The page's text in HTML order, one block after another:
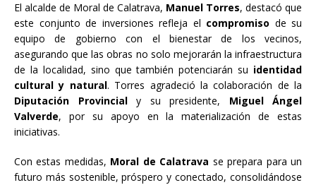
El alcalde de Moral de Calatrava, Manuel Torres, destacó que
este conjunto de inversiones refleja el compromiso de su
equipo de gobierno con el bienestar de los vecinos,
asegurando que las obras no solo mejorarán la infraestructura
de la localidad, sino que también potenciarán su identidad
cultural y natural. Torres agradeció la colaboración de la
Diputación Provincialy su presidente, Miguel Ángel
Valverde, por su apoyo en la materialización de estas
iniciativas.
Con estas medidas, Moral de Calatrava se prepara para un
futuro más sostenible, próspero y conectado, consolidándose